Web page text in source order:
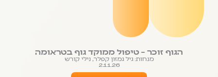
הגוף זוכר – טיפול ממוקד גוף בטראומה
מנחות: גיל גמזון קפלר, נילי קורש
2.11.26